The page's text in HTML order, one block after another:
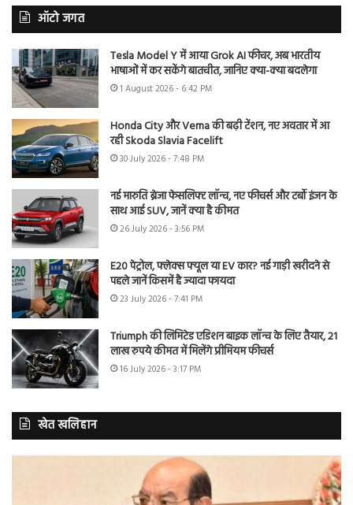
ऑटो जगत
Tesla Model Y में आया Grok AI फीचर, अब भारतीय
भाषाओं में कर सकेंगे बातचीत, जानिए क्या-क्या बदलेगा
1 August 2026 - 6:42 PM
Honda City और Verna की बढ़ी टेंशन, नए अवतार में आ
रही Skoda Slavia Facelift
30 July 2026 - 7:48 PM
नई मारुति ब्रेजा फेसलिफ्ट लॉन्च, नए फीचर्स और टर्बो इंजन के
साथ आई SUV, जानें क्या है कीमत
26 July 2026 - 3:56 PM
E20 पेट्रोल, फ्लेक्स फ्यूल या EV कार? नई गाड़ी खरीदने से
पहले जानें किसमें है ज्यादा फायदा
23 July 2026 - 7:41 PM
Triumph की लिमिटेड एडिशन बाइक लॉन्च के लिए तैयार, 21
लाख रुपये कीमत में मिलेंगे प्रीमियम फीचर्स
16 July 2026 - 3:17 PM
खेत खलिहान